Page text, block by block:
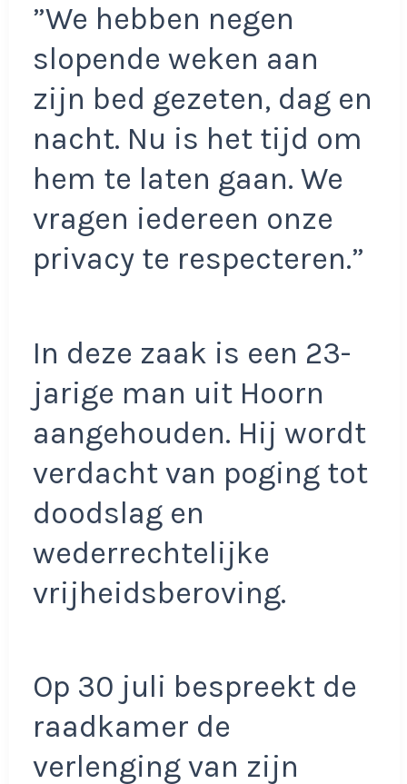
”We hebben negen
slopende weken aan
zijn bed gezeten, dag en
nacht. Nu is het tijd om
hem te laten gaan. We
vragen iedereen onze
privacy te respecteren.”
In deze zaak is een 23-
jarige man uit Hoorn
aangehouden. Hij wordt
verdacht van poging tot
doodslag en
wederrechtelijke
vrijheidsberoving.
Op 30 juli bespreekt de
raadkamer de
verlenging van zijn